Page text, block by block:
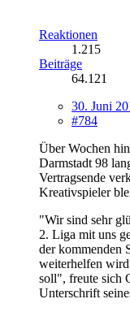
Reaktionen
1.215
Beiträge
64.121
30. Juni
#784
Über Wochen
Darmstadt 98
Vertragsende
Kreativspieler
"Wir sind sehr
2. Liga mit uns
der kommenden
weiterhelfen wird
soll", freute sich
Unterschrift